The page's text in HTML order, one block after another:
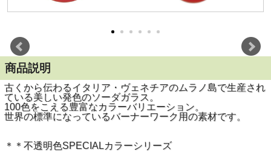
商品説明
古くから伝わるイタリア・ヴェネチアのムラノ島で生産され
ている美しい発色のソーダガラス。
100色をこえる豊富なカラーバリエーション。
世界の標準になっているバーナーワーク用の素材です。
＊＊不透明色SPECIALカラーシリーズ